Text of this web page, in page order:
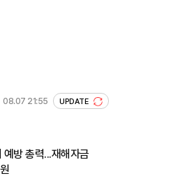
08.07 21:55 UPDATE
예방 총력...재해자금